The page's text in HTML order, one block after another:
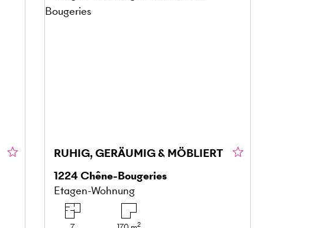
RUHIG, GERÄUMIG & MÖBLIERT
1224Chêne-Bougeries
Etagen-Wohnung
2